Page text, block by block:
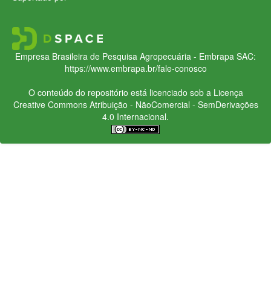
Empresa Brasileira de Pesquisa Agropecuária - Embrapa SAC:
https://www.embrapa.br/fale-conosco
O conteúdo do repositório está licenciado sob a Licença
Creative CommonsAtribuição - NãoComercial - SemDerivações
4.0 Internacional.